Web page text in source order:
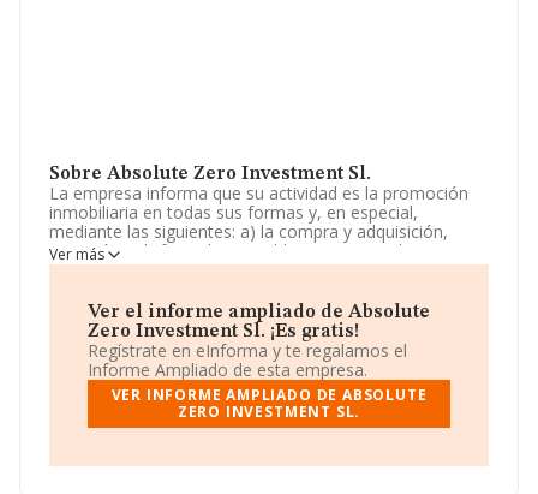
Sobre Absolute Zero Investment Sl.
La empresa informa que su actividad es la promoción
inmobiliaria en todas sus formas y, en especial,
mediante las siguientes: a) la compra y adquisición,
posesión y disfrute de inmuebles y terrenos, la
urbanización de los mismos, su transformación y
parcelación, reventa -al contado o a plaz. La empresa
aparece inscrita en el Registro Mercantil como Sociedad
Limitada. Tiene CNAE: 4672 - 'Comercio al por mayor de
metales y minerales metálicos'. No realiza actividad de
importación y/o exportación.
Teniendo en cuenta la información disponible en
por debajo de la media de sector.
Ver más
Ver el informe ampliado de Absolute
Zero Investment Sl. ¡Es gratis!
Regístrate en eInforma y te regalamos el
Informe Ampliado de esta empresa.
VER INFORME AMPLIADO DE ABSOLUTE
ZERO INVESTMENT SL.